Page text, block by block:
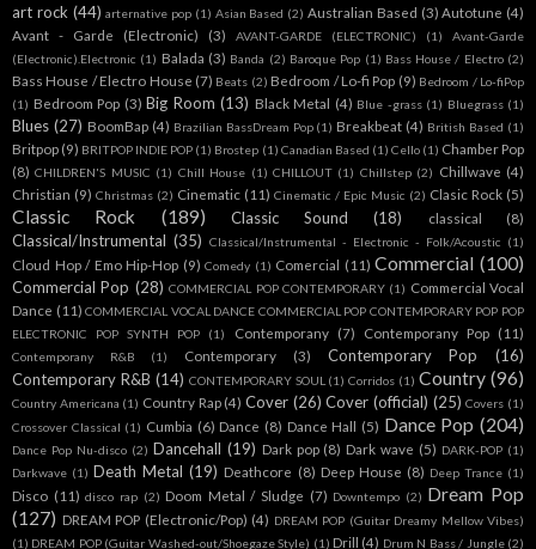
art rock (44) arternative pop (1) Asian Based (2) Australian Based (3) Autotune (4)
Avant - Garde (Electronic)
(3) AVANT-GARDE (ELECTRONIC) (1)
Avant-Garde
(Electronic).Electronic (1) Balada (3) Banda (2) Baroque Pop (1) Bass House / Electro (2)
Bass House / Electro House (7) Beats (2) Bedroom / Lo-fi Pop (9) Bedroom / Lo-fiPop
(1) Bedroom Pop (3) Big Room (13) Black Metal (4) Blue -grass (1) Bluegrass (1)
Blues (27) BoomBap (4) Brazilian BassDream Pop (1) Breakbeat (4) British Based (1)
Britpop (9) BRITPOP INDIE POP (1) Brostep (1) Canadian Based (1) Cello (1) Chamber Pop
(8) CHILDREN'S MUSIC (1) Chill House (1) CHILLOUT (1) Chillstep (2) Chillwave (4)
Christian (9) Christmas (2) Cinematic (11) Cinematic / Epic Music (2) Clasic Rock (5)
Classic Rock (189) Classic Sound (18) classical (8)
Classical/Instrumental (35) Classical/Instrumental - Electronic - Folk/Acoustic (1)
Cloud Hop / Emo Hip-Hop (9) Comedy (1) Comercial (11) Commercial (100)
Commercial Pop (28) COMMERCIAL POP CONTEMPORARY (1) Commercial Vocal
Dance (11) COMMERCIAL VOCAL DANCE COMMERCIAL POP CONTEMPORARY POP POP
ELECTRONIC POP SYNTH POP
(1) Contemporany (7) Contemporany Pop (11)
Contemporany R&B (1) Contemporary (3) Contemporary Pop
(16)
Contemporary R&B (14) CONTEMPORARY SOUL (1) Corridos (1) Country (96)
Country Americana (1) Country Rap (4) Cover (26) Cover (official) (25) Covers (1)
Crossover Classical (1) Cumbia (6) Dance (8) Dance Hall (5) Dance Pop (204)
Dance Pop Nu-disco (2) Dancehall (19) Dark pop (8) Dark wave (5) DARK-POP (1)
Darkwave (1) Death Metal (19) Deathcore (8) Deep House (8) Deep Trance (1)
Disco (11) disco rap (2) Doom Metal / Sludge (7) Downtempo (2) Dream Pop
(127) DREAM POP (Electronic/Pop) (4) DREAM POP (Guitar Dreamy Mellow Vibes)
(1) DREAM POP (Guitar Washed-out/Shoegaze Style) (1) Drill (4) Drum N Bass / Jungle (2)